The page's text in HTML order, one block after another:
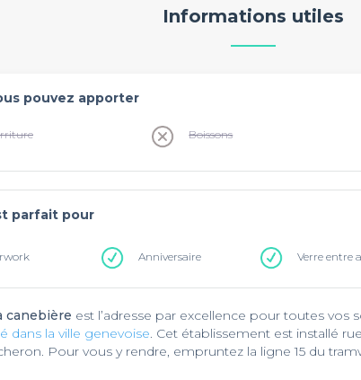
Informations utiles
pouvez apporter
Boissons
parfait pour
Anniversaire Verre entre
canebière est l’adresse par excellence pour toutes vos
bar situé dans la ville genevoise. Cet établissement est installé
Pour vous y rendre, empruntez la ligne 15 du
mètres de là.